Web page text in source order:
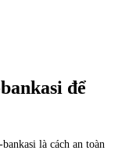
để
là cách an toàn